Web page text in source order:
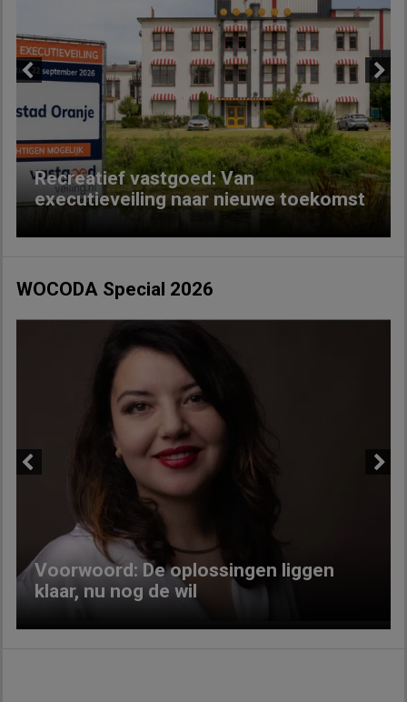
Recreatief vastgoed: Van
executieveiling naar nieuwe toekomst
Next
WOCODA Special 2026
Voorwoord: De oplossingen liggen
klaar, nu nog de wil